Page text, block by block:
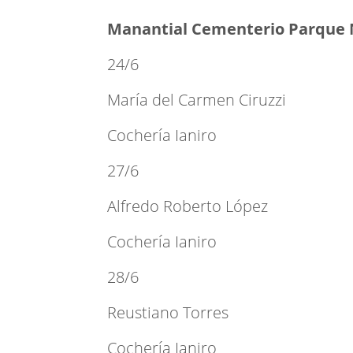
Manantial Cementerio Parque
24/6
María del Carmen Ciruzzi
Cochería Ianiro
27/6
Alfredo Roberto López
Cochería Ianiro
28/6
Reustiano Torres
Cochería Ianiro